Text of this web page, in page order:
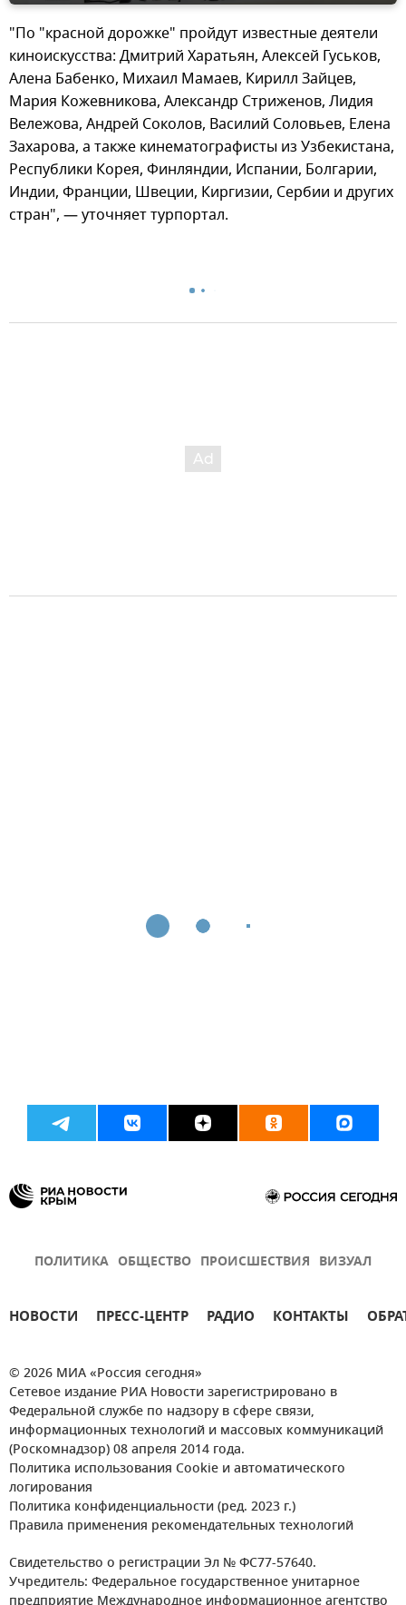
"По "красной дорожке" пройдут известные деятели
киноискусства: Дмитрий Харатьян, Алексей Гуськов,
Алена Бабенко, Михаил Мамаев, Кирилл Зайцев,
Мария Кожевникова, Александр Стриженов, Лидия
Вележова, Андрей Соколов, Василий Соловьев, Елена
Захарова, а также кинематографисты из Узбекистана,
Республики Корея, Финляндии, Испании, Болгарии,
Индии, Франции, Швеции, Киргизии, Сербии и других
стран", — уточняет турпортал.
ПОЛИТИКА ОБЩЕСТВО ПРОИСШЕСТВИЯ ВИЗУАЛ
НОВОСТИ ПРЕСС-ЦЕНТР РАДИО КОНТАКТЫ
© 2026 МИА «Россия сегодня»
Сетевое издание РИА Новости зарегистрировано в
Федеральной службе по надзору в сфере связи,
информационных технологий и массовых коммуникаций
(Роскомнадзор) 08 апреля 2014 года.
Политика использования Cookie и автоматического
логирования
Политика конфиденциальности (ред. 2023 г.)
Правила применения рекомендательных технологий
Свидетельство о регистрации Эл № ФС77-57640.
Учредитель: Федеральное государственное унитарное